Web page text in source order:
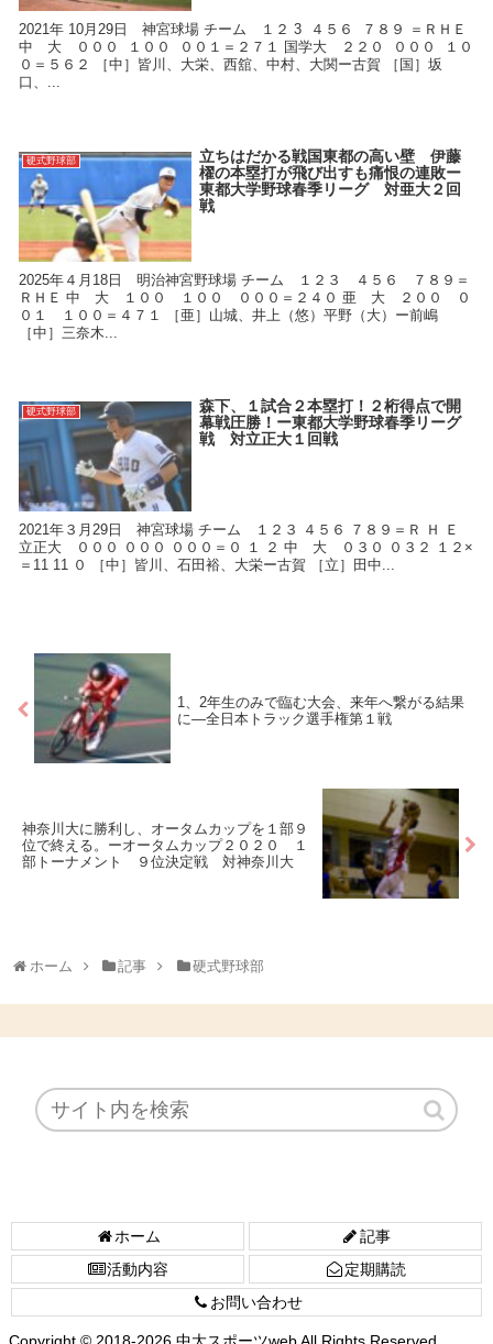
2021年 10月29日 神宮球場 チーム １２ 3 ４５６ ７８９ ＝ＲＨＥ
中 大 ０００ １００ ００１＝２７１ 国学大 ２２０ ０００ １０
０＝５６２ ［中］皆川、大栄、西舘、中村、大関ー古賀 ［国］坂
口、...
硬式野球部
立ちはだかる戦国東都の高い壁 伊藤
櫂の本塁打が飛び出すも痛恨の連敗ー
東都大学野球春季リーグ 対亜大２回
戦
2025年４月18日 明治神宮野球場 チーム １２３ ４５６ ７８９＝
ＲＨＥ 中 大 １００ １００ ０００＝２４０ 亜 大 ２００ ０
０１ １００＝４７１ ［亜］山城、井上（悠）平野（大）ー前嶋
［中］三奈木...
硬式野球部
森下、１試合２本塁打！２桁得点で開
幕戦圧勝！ー東都大学野球春季リーグ
戦 対立正大１回戦
2021年３月29日 神宮球場 チーム １２３ ４５６ ７８９＝Ｒ Ｈ Ｅ
立正大 ０００ ０００ ０００＝０ １ ２ 中 大 ０３０ ０３２ １２×
＝11 11 ０ ［中］皆川、石田裕、大栄ー古賀 ［立］田中...
1、2年生のみで臨む大会、来年へ繋がる結果
に―全日本トラック選手権第１戦
神奈川大に勝利し、オータムカップを１部９
位で終える。ーオータムカップ２０２０ １
部トーナメント ９位決定戦 対神奈川大
ホーム 記事 硬式野球部
ホーム
記事
活動内容
定期購読
お問い合わせ